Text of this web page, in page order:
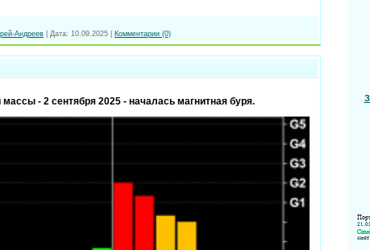
Андреев Дата: 10.09.2025 Комментарии (0)
- 2 сентября 2025 - началась магнитная буря.